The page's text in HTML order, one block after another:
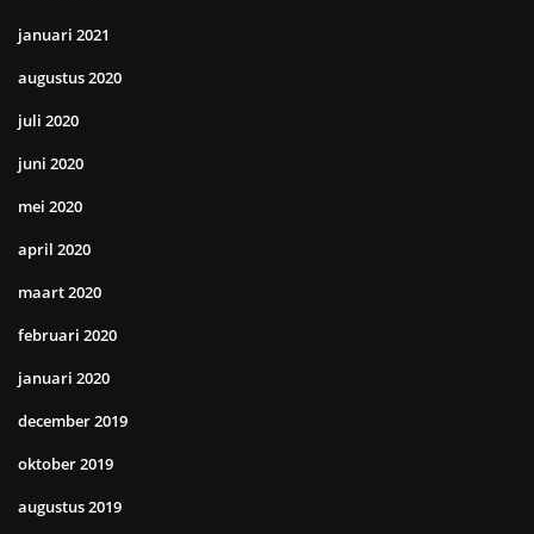
januari 2021
augustus 2020
juli 2020
juni 2020
mei 2020
april 2020
maart 2020
februari 2020
januari 2020
december 2019
oktober 2019
augustus 2019